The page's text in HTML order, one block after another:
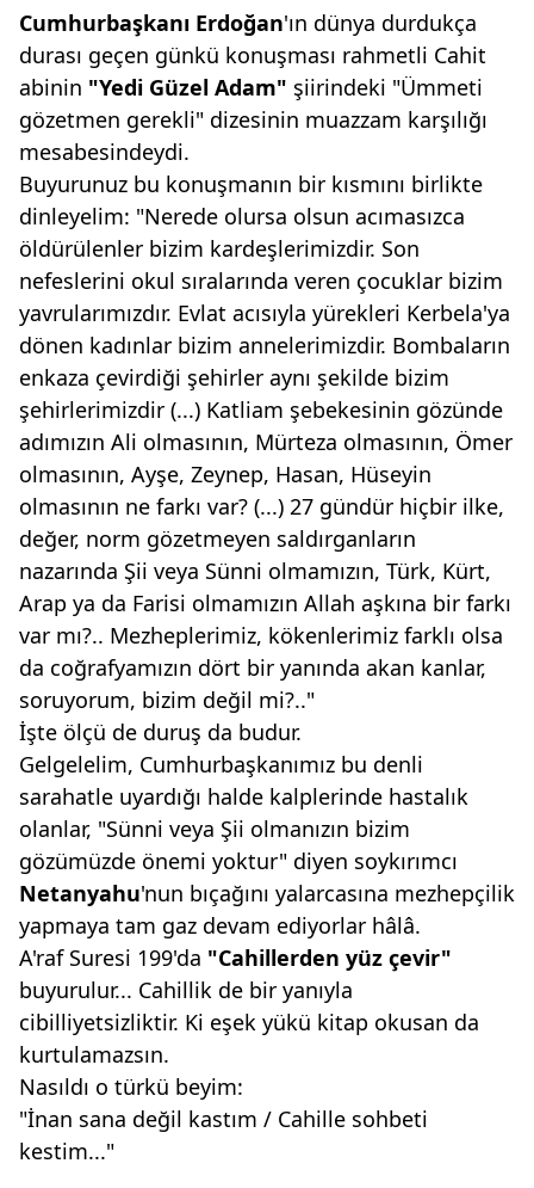
Cumhurbaşkanı Erdoğan'ın dünya durdukça
durası geçen günkü konuşması rahmetli Cahit
abinin "Yedi Güzel Adam" şiirindeki "Ümmeti
gözetmen gerekli" dizesinin muazzam karşılığı
mesabesindeydi.
Buyurunuz bu konuşmanın bir kısmını birlikte
dinleyelim: "Nerede olursa olsun acımasızca
öldürülenler bizim kardeşlerimizdir. Son
nefeslerini okul sıralarında veren çocuklar bizim
yavrularımızdır. Evlat acısıyla yürekleri Kerbela'ya
dönen kadınlar bizim annelerimizdir. Bombaların
enkaza çevirdiği şehirler aynı şekilde bizim
şehirlerimizdir (...) Katliam şebekesinin gözünde
adımızın Ali olmasının, Mürteza olmasının, Ömer
olmasının, Ayşe, Zeynep, Hasan, Hüseyin
olmasının ne farkı var? (...) 27 gündür hiçbir ilke,
değer, norm gözetmeyen saldırganların
nazarında Şii veya Sünni olmamızın, Türk, Kürt,
Arap ya da Farisi olmamızın Allah aşkına bir farkı
var mı?.. Mezheplerimiz, kökenlerimiz farklı olsa
da coğrafyamızın dört bir yanında akan kanlar,
soruyorum, bizim değil mi?.."
İşte ölçü de duruş da budur.
Gelgelelim, Cumhurbaşkanımız bu denli
sarahatle uyardığı halde kalplerinde hastalık
olanlar, "Sünni veya Şii olmanızın bizim
gözümüzde önemi yoktur" diyen soykırımcı
Netanyahu'nun bıçağını yalarcasına mezhepçilik
yapmaya tam gaz devam ediyorlar hâlâ.
A'raf Suresi 199'da "Cahillerden yüz çevir"
buyurulur... Cahillik de bir yanıyla
cibilliyetsizliktir. Ki eşek yükü kitap okusan da
kurtulamazsın.
Nasıldı o türkü beyim:
"İnan sana değil kastım / Cahille sohbeti
kestim..."